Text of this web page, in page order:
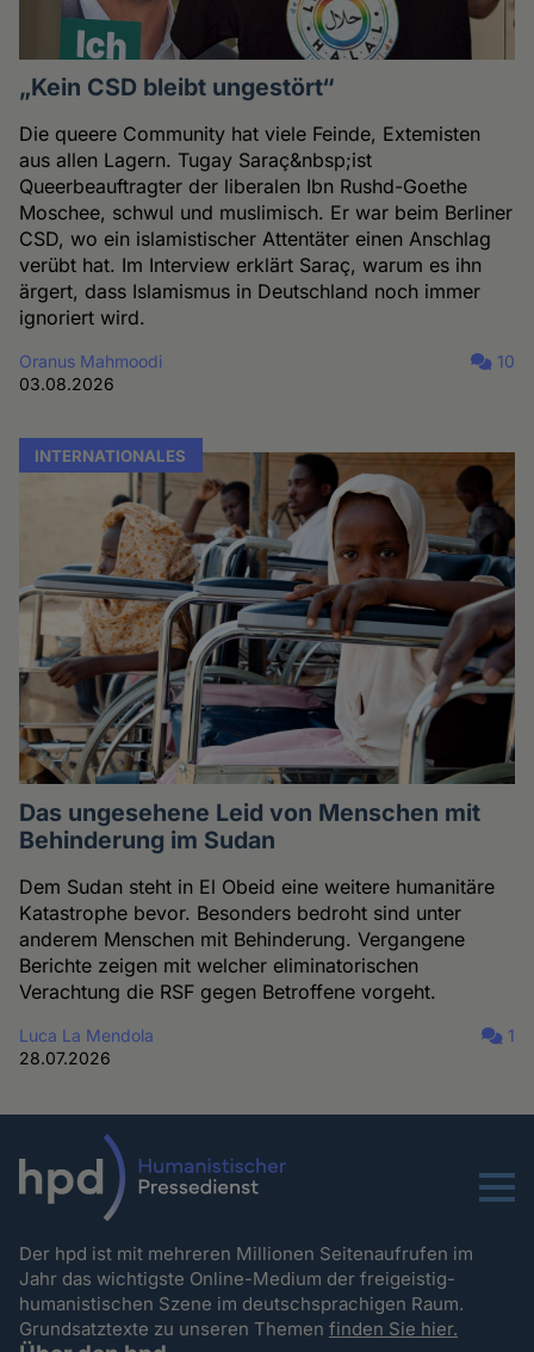
„Kein CSD bleibt ungestört“
Die queere Community hat viele Feinde, Extemisten
aus allen Lagern. Tugay Saraç&nbsp;ist
Queerbeauftragter der liberalen Ibn Rushd-Goethe
Moschee, schwul und muslimisch. Er war beim Berliner
CSD, wo ein islamistischer Attentäter einen Anschlag
verübt hat. Im Interview erklärt Saraç, warum es ihn
ärgert, dass Islamismus in Deutschland noch immer
ignoriert wird.
Oranus Mahmoodi
03.08.2026
10
INTERNATIONALES
Das ungesehene Leid von Menschen mit
Behinderung im Sudan
Dem Sudan steht in El Obeid eine weitere humanitäre
Katastrophe bevor. Besonders bedroht sind unter
anderem Menschen mit Behinderung. Vergangene
Berichte zeigen mit welcher eliminatorischen
Verachtung die RSF gegen Betroffene vorgeht.
Luca La Mendola
28.07.2026
1
Menu
Der hpd ist mit mehreren Millionen Seitenaufrufen im
Jahr das wichtigste Online-Medium der freigeistig-
humanistischen Szene im deutschsprachigen Raum.
Grundsatztexte zu unseren Themenfinden Sie hier.